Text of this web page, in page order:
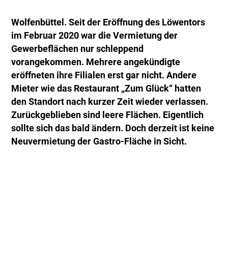
Wolfenbüttel. Seit der Eröffnung des Löwentors
im Februar 2020 war die Vermietung der
Gewerbeflächen nur schleppend
vorangekommen. Mehrere angekündigte
eröffneten ihre Filialen erst gar nicht. Andere
Mieter wie das Restaurant „Zum Glück“ hatten
den Standort nach kurzer Zeit wieder verlassen.
Zurückgeblieben sind leere Flächen. Eigentlich
sollte sich das bald ändern. Doch derzeit ist keine
Neuvermietung der Gastro-Fläche in Sicht.